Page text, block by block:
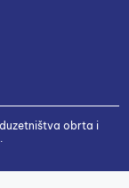
obrta i